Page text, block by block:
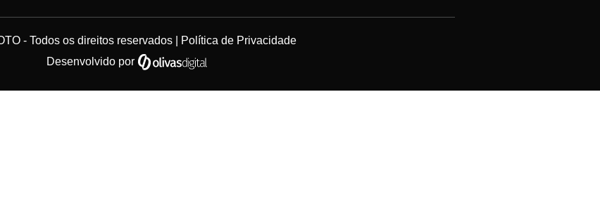
- Todos os direitos reservados |
Política de Privacidade
Desenvolvido por